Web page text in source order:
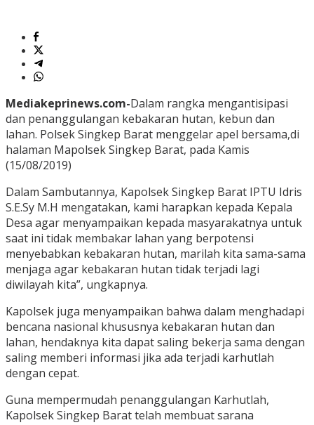
Mediakeprinews.com-Dalam rangka mengantisipasi
dan penanggulangan kebakaran hutan, kebun dan
lahan. Polsek Singkep Barat menggelar apel bersama,di
halaman Mapolsek Singkep Barat, pada Kamis
(15/08/2019)
Dalam Sambutannya, Kapolsek Singkep Barat IPTU Idris
S.E.Sy M.H mengatakan, kami harapkan kepada Kepala
Desa agar menyampaikan kepada masyarakatnya untuk
saat ini tidak membakar lahan yang berpotensi
menyebabkan kebakaran hutan, marilah kita sama-sama
menjaga agar kebakaran hutan tidak terjadi lagi
diwilayah kita”, ungkapnya.
Kapolsek juga menyampaikan bahwa dalam menghadapi
bencana nasional khususnya kebakaran hutan dan
lahan, hendaknya kita dapat saling bekerja sama dengan
saling memberi informasi jika ada terjadi karhutlah
dengan cepat.
Guna mempermudah penanggulangan Karhutlah,
Kapolsek Singkep Barat telah membuat sarana